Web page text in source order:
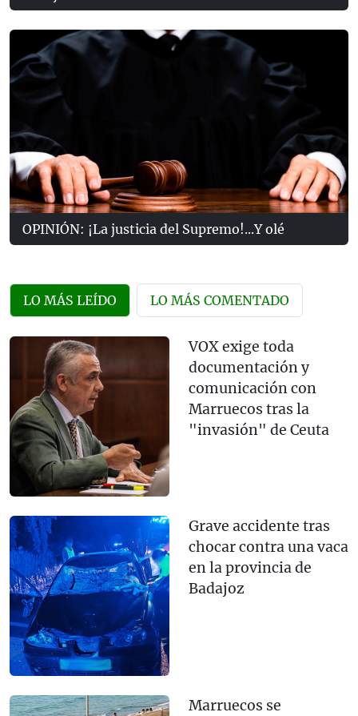
OPINIÓN: ¡La justicia del Supremo!...Y olé
LO MÁS LEÍDO LO MÁS COMENTADO
VOX exige toda
documentación y
comunicación con
Marruecos tras la
"invasión" de Ceuta
Grave accidente tras
chocar contra una vaca
en la provincia de
Badajoz
Marruecos se